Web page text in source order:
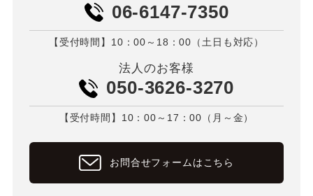
06-6147-7350
【受付時間】10：00～18：00（土日も対応）
法人のお客様
050-3626-3270
【受付時間】10：00～17：00（月～金）
お問合せフォームはこちら